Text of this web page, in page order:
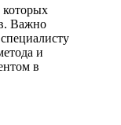
Важно
и
в